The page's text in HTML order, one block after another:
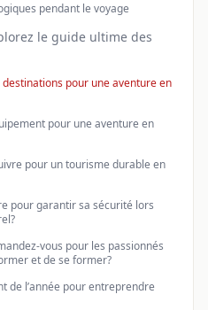
pendant le voyage
le guide ultime des
pour une aventure en
pour une aventure en
pour un tourisme durable en
pour garantir sa sécurité lors
vous pour les passionnés
et de se former?
de l’année pour entreprendre